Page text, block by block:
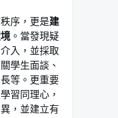
序，更是建
。當發現疑
入，並採取
學生面談、
等。更重要
習同理心，
，並建立有